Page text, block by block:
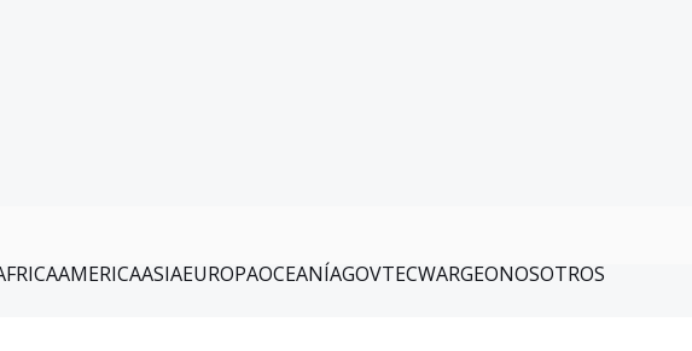
AMERICAASIAEUROPAOCEANÍAGOVTECWARGEONOSOTROS